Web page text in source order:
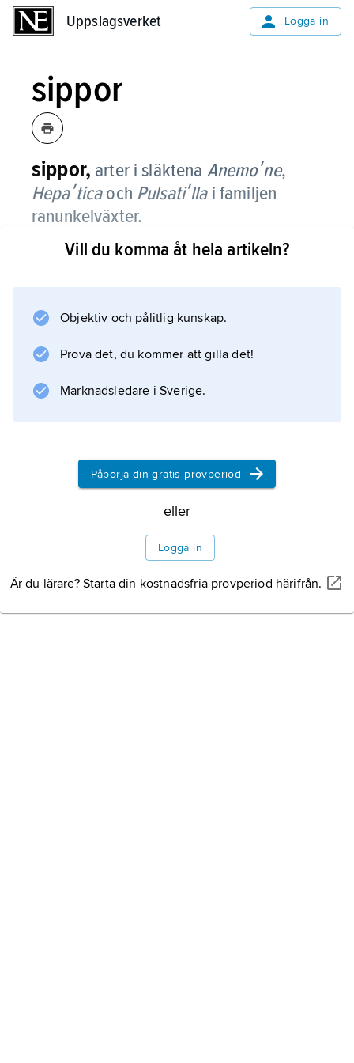
Uppslagsverket Logga in
sippor
sippor, arter i släktena Anemoʹne,
Hepaʹticaoch Pulsatiʹllai familjen
ranunkelväxter.
De är fleråriga örter med jordstam och flikiga
blå eller röda. Många arter är värdefulla
anemoner
Information om artikeln
Vill du komma åt hela artikeln?
Objektiv och pålitlig kunskap.
Prova det, du kommer att gilla det!
Marknadsledare i Sverige.
Påbörja din gratis provperiod
eller
Logga in
Är du lärare? Starta din kostnadsfria provperiod härifrån.